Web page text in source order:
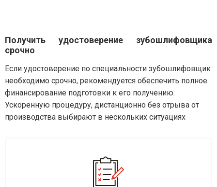
Получить удостоверение зубошлифовщика
срочно
Если удостоверение по специальности зубошлифовщик
необходимо срочно, рекомендуется обеспечить полное
финансирование подготовки к его получению.
Ускоренную процедуру, дистанционно без отрыва от
производства выбирают в нескольких ситуациях